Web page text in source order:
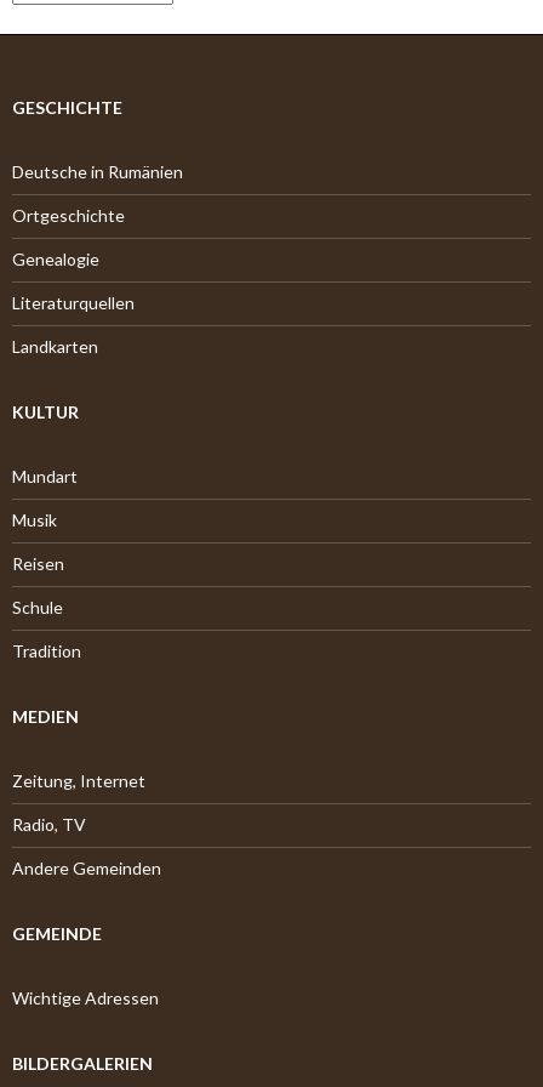
r
c
v
GESCHICHTE
Deutsche in Rumänien
Ortgeschichte
Genealogie
Literaturquellen
Landkarten
KULTUR
Mundart
Musik
Reisen
Schule
Tradition
MEDIEN
Zeitung, Internet
Radio, TV
Andere Gemeinden
GEMEINDE
Wichtige Adressen
BILDERGALERIEN